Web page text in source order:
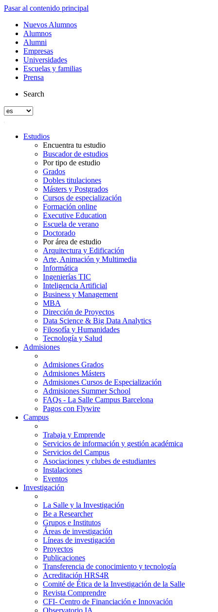
Pasar al contenido principal
Nuevos Alumnos
Alumnos
Alumni
Empresas
Universidades
Escuelas y familias
Prensa
Search
Estudios
Encuentra tu estudio
Buscador de estudios
Por tipo de estudio
Grados
Dobles titulaciones
Másters y Postgrados
Cursos de especialización
Formación online
Executive Education
Escuela de verano
Doctorado
Por área de estudio
Arquitectura y Edificación
Arte, Animación y Multimedia
Informática
Ingenierías TIC
Inteligencia Artificial
Business y Management
MBA
Dirección de Proyectos
Data Science & Big Data Analytics
Filosofía y Humanidades
Tecnología y Salud
Admisiones
Admisiones Grados
Admisiones Másters
Admisiones Cursos de Especialización
Admisiones Summer School
FAQs - La Salle Campus Barcelona
Pagos con Flywire
Campus
Trabaja y Emprende
Servicios de información y gestión académica
Servicios del Campus
Asociaciones y clubes de estudiantes
Instalaciones
Eventos
Investigación
La Salle y la Investigación
Be a Researcher
Grupos e Institutos
Áreas de investigación
Líneas de investigación
Proyectos
Publicaciones
Transferencia de conocimiento y tecnología
Acreditación HRS4R
Comité de Ética de la Investigación de la Salle
Revista Comprendre
CFI- Centro de Financiación e Innovación
Observatorio IA